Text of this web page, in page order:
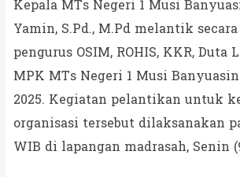
Kepala MTs Negeri 1 Musi
Yamin, S.Pd., M.Pd melantik
pengurus OSIM, ROHIS, KKR, Duta
MPK MTs Negeri 1 Musi
2025. Kegiatan pelantikan untuk
organisasi tersebut dilaksanakan
WIB di lapangan madrasah, Senin